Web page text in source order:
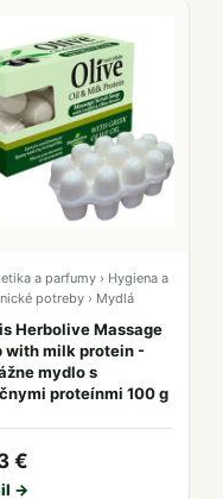
a parfumy › Hygiena a
potreby › Mydlá
Herbolive Massage
with milk protein -
mydlo s
proteínmi 100 g
€
→